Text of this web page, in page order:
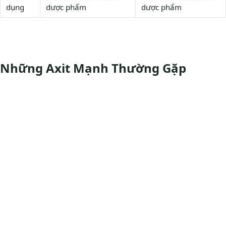
dụng
dược phẩm
dược phẩm
Những Axit Mạnh Thường Gặp